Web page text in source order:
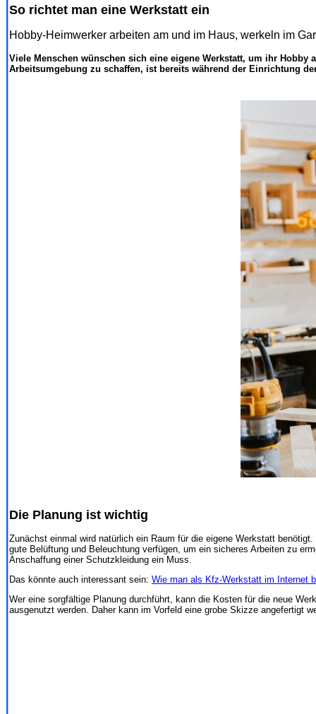
So richtet man eine Werkstatt ein
Hobby-Heimwerker arbeiten am und im Haus, werkeln im
Viele Menschen wünschen sich eine eigene Werkstatt, um ihr
Arbeitsumgebung zu schaffen, ist bereits während der Einrichtung
Die Planung ist wichtig
Zunächst einmal wird natürlich ein Raum für die eigene Werkstatt
gute Belüftung und Beleuchtung verfügen, um ein sicheres Arbeiten zu
Anschaffung einer Schutzkleidung ein Muss.
Das könnte auch interessant sein: Wie man als Kfz-Werkstatt im Internet
Wer eine sorgfältige Planung durchführt, kann die Kosten für die neue
ausgenutzt werden. Daher kann im Vorfeld eine grobe Skizze angefertigt